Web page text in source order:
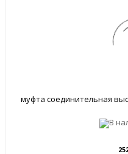
муфта соединительная
В